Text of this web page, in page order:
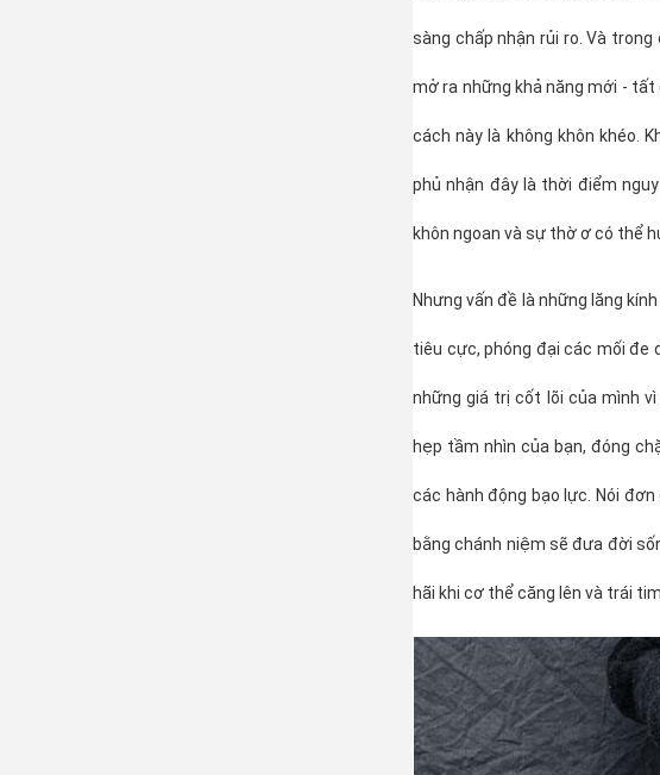
sàng chấp nhận rủi ro. Và
mở ra những khả năng mới - tất
cách này là không khôn khéo.
phủ nhận đây là thời điểm
khôn ngoan và sự thờ ơ có thể
Nhưng vấn đề là những lăng
tiêu cực, phóng đại các mối đe
những giá trị cốt lõi của mình
hẹp tầm nhìn của bạn, đóng
các hành động bạo lực. Nói
bằng chánh niệm sẽ đưa đời
hãi khi cơ thể căng lên và trái